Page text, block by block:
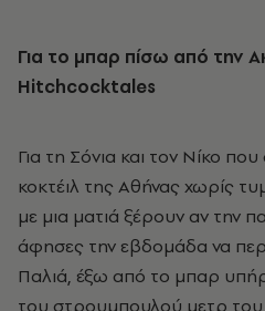
Για το μπαρ πίσω από την
Hitchcocktales
Για τη Σόνια και τον Νίκο
κοκτέιλ της Αθήνας χωρίς
με μια ματιά ξέρουν αν την
άφησες την εβδομάδα να
Παλιά, έξω από το μπαρ
του στρουμπουλού μετρ